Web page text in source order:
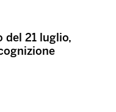
del 21 luglio,